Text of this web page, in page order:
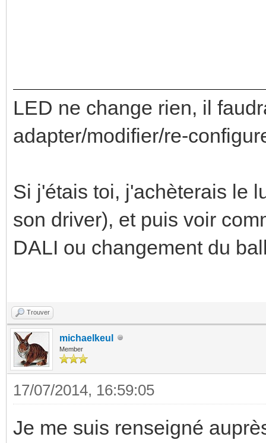
LED ne change rien, il
adapter/modifier/re-
Si j'étais toi, j'achèterais le
son driver), et puis voir
DALI ou changement du
Trouver
michaelkeul
Member
17/07/2014, 16:59:05
Je me suis renseigné